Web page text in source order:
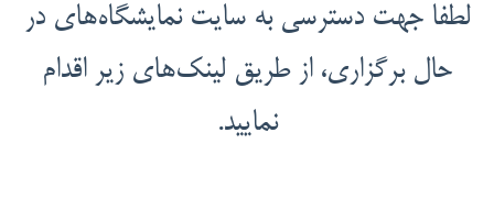
لطفا جهت دسترسی به سایت نمایشگاه‌های در
حال برگزاری، از طریق لینک‌های زیر اقدام
نمایید.